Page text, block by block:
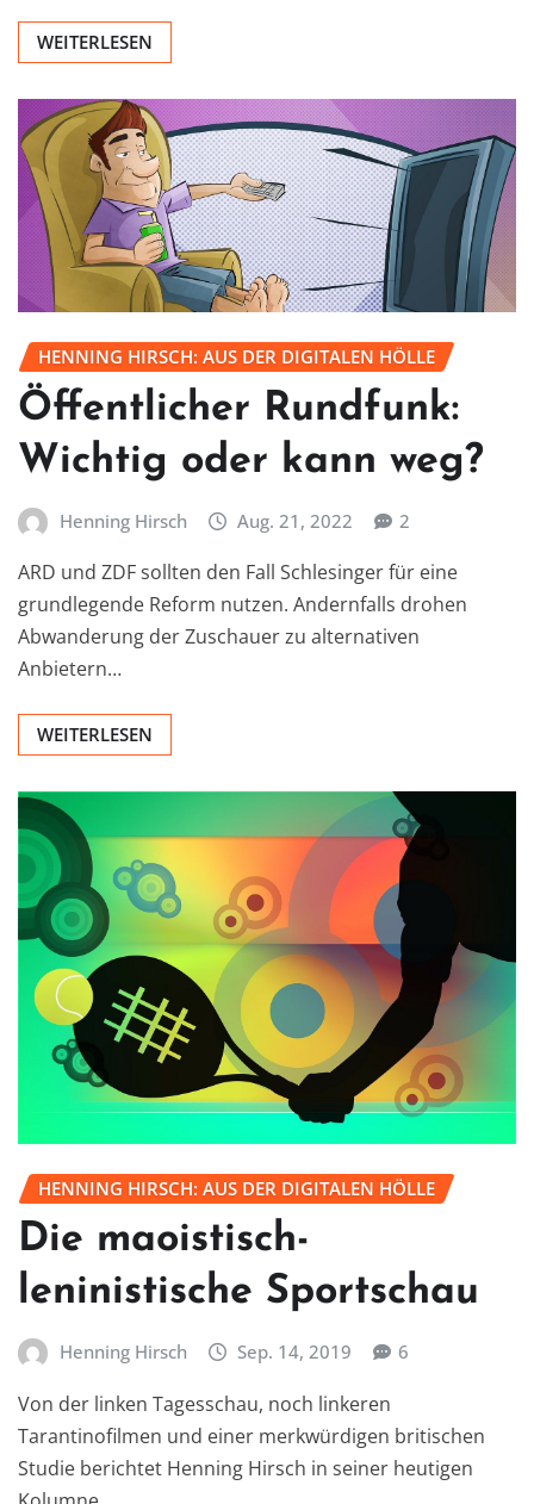
WEITERLESEN
HENNING HIRSCH: AUS DER DIGITALEN HÖLLE
Öffentlicher Rundfunk:
Wichtig oder kann weg?
Henning Hirsch Aug. 21, 2022 2
ARD und ZDF sollten den Fall Schlesinger für eine
grundlegende Reform nutzen. Andernfalls drohen
Abwanderung der Zuschauer zu alternativen
Anbietern…
WEITERLESEN
HENNING HIRSCH: AUS DER DIGITALEN HÖLLE
Die maoistisch-
leninistische Sportschau
Henning Hirsch Sep. 14, 2019 6
Von der linken Tagesschau, noch linkeren
Tarantinofilmen und einer merkwürdigen britischen
Studie berichtet Henning Hirsch in seiner heutigen